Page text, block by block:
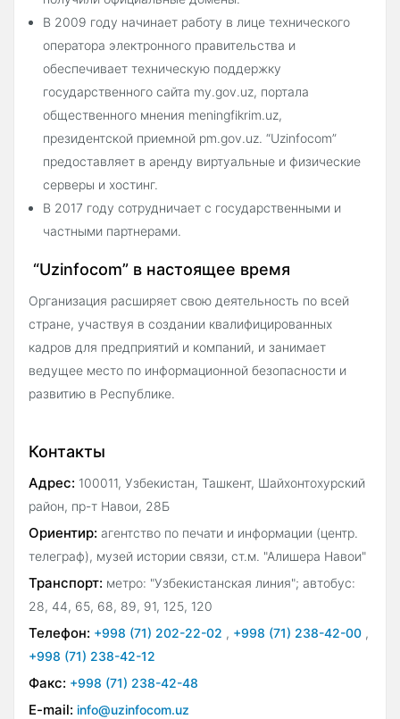
В 2009 году начинает работу в лице технического
оператора электронного правительства и
обеспечивает техническую поддержку
государственного сайта my.gov.uz, портала
общественного мнения meningfikrim.uz,
президентской приемной pm.gov.uz. “Uzinfocom”
предоставляет в аренду виртуальные и физические
серверы и хостинг.
В 2017 году сотрудничает с государственными и
частными партнерами.
“Uzinfocom” в настоящее время
Организация расширяет свою деятельность по всей
стране, участвуя в создании квалифицированных
кадров для предприятий и компаний, и занимает
ведущее место по информационной безопасности и
развитию в Республике.
Контакты
Адрес: 100011, Узбекистан, Ташкент, Шайхонтохурский
район, пр-т Навои, 28Б
Ориентир: агентство по печати и информации (центр.
телеграф), музей истории связи, ст.м. "Алишера Навои"
Транспорт: метро: "Узбекистанская линия"; автобус:
28, 44, 65, 68, 89, 91, 125, 120
Телефон: +998 (71) 202-22-02 , +998 (71) 238-42-00 ,
+998 (71) 238-42-12
Факс: +998 (71) 238-42-48
E-mail: info@uzinfocom.uz